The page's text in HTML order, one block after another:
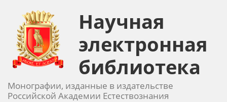
Научная
электронная
библиотека
Монографии, изданные в издательстве
Российской Академии Естествознания